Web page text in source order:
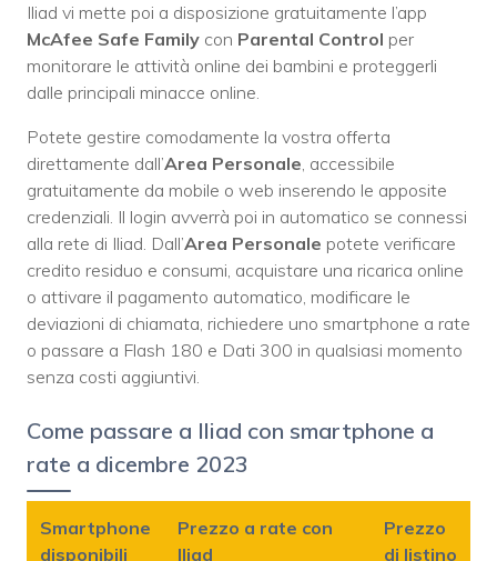
Iliad vi mette poi a disposizione gratuitamente l’app
McAfee Safe Family con Parental Control per
monitorare le attività online dei bambini e proteggerli
dalle principali minacce online.
Potete gestire comodamente la vostra offerta
direttamente dall’Area Personale, accessibile
gratuitamente da mobile o web inserendo le apposite
credenziali. Il login avverrà poi in automatico se connessi
alla rete di Iliad. Dall’Area Personale potete verificare
credito residuo e consumi, acquistare una ricarica online
o attivare il pagamento automatico, modificare le
deviazioni di chiamata, richiedere uno smartphone a rate
o passare a Flash 180 e Dati 300 in qualsiasi momento
senza costi aggiuntivi.
Come passare a Iliad con smartphone a
rate a dicembre 2023
Smartphone
disponibili
Prezzo a rate con
Iliad
Prezzo
di listino